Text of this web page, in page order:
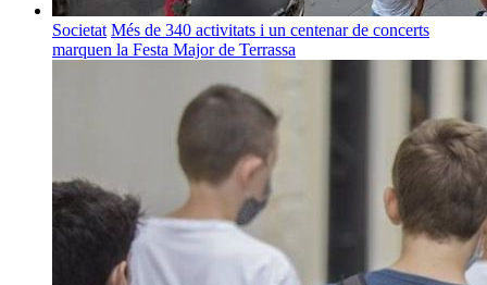
Societat Més de 340 activitats i un centenar de concerts
marquen la Festa Major de Terrassa